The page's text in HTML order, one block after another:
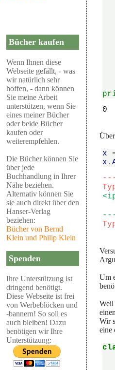
Bücher kaufen
Wenn Ihnen diese
Webseite gefällt, - was
wir natürlich sehr
hoffen, - dann können
Sie meine Arbeit
unterstützen, wenn Sie
eines meiner Bücher
oder beide Bücher
kaufen oder
weiterempfehlen.
Die Bücher können Sie
über jede
Buchhandlung in Ihrer
Nähe beziehen.
Alternativ können Sie
sie auch direkt über den
Hanser-Verlag
beziehen:
Bücher von Bernd
Klein und Philip Klein
Spenden
Ihre Unterstützung ist
dringend benötigt.
Diese Webseite ist frei
von Werbeblöcken und
-bannern! So soll es
auch bleiben! Dazu
benötigen wir Ihre
Unterstützung:
x
x .
Um
Weil
Wir
eine